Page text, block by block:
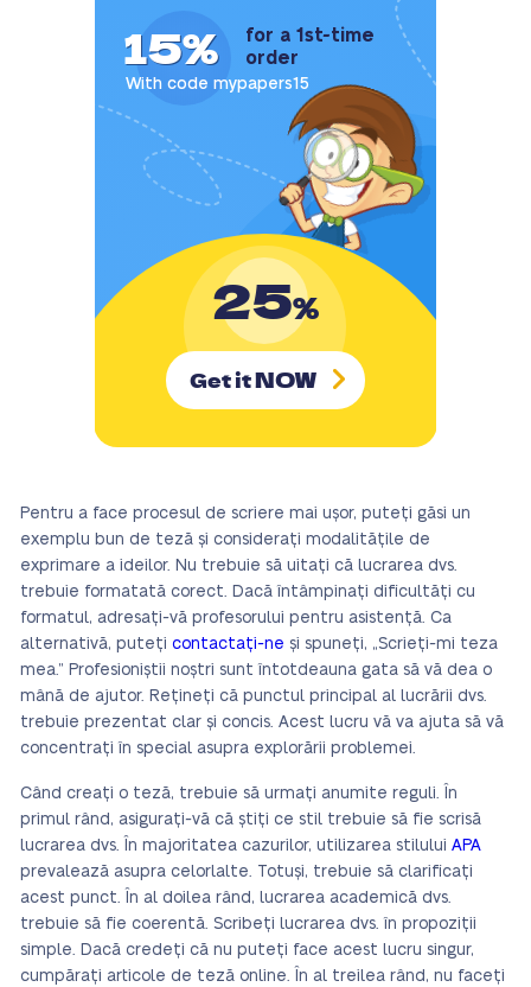
15%
for a 1st-time
order
With code mypapers15
25%
Get itNOW
Pentru a face procesul de scriere mai ușor, puteți găsi un
exemplu bun de teză și considerați modalitățile de
exprimare a ideilor. Nu trebuie să uitați că lucrarea dvs.
trebuie formatată corect. Dacă întâmpinați dificultăți cu
formatul, adresați-vă profesorului pentru asistență. Ca
alternativă, puteți contactați-ne și spuneți, „Scrieți-mi teza
mea.” Profesioniștii noștri sunt întotdeauna gata să vă dea o
mână de ajutor. Rețineți că punctul principal al lucrării dvs.
trebuie prezentat clar și concis. Acest lucru vă va ajuta să vă
concentrați în special asupra explorării problemei.
Când creați o teză, trebuie să urmați anumite reguli. În
primul rând, asigurați-vă că știți ce stil trebuie să fie scrisă
lucrarea dvs. În majoritatea cazurilor, utilizarea stilului APA
prevalează asupra celorlalte. Totuși, trebuie să clarificați
acest punct. În al doilea rând, lucrarea academică dvs.
trebuie să fie coerentă. Scribeți lucrarea dvs. în propoziții
simple. Dacă credeți că nu puteți face acest lucru singur,
cumpărați articole de teză online. În al treilea rând, nu faceți